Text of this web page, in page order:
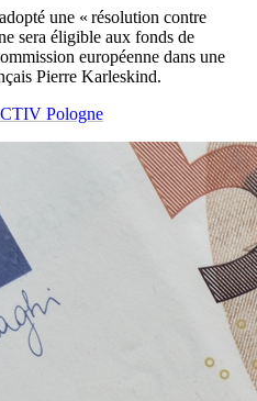
une « résolution contre
sera éligible aux fonds de
européenne dans une
Pierre Karleskind.
Pologne